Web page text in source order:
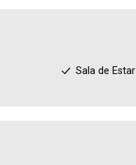
Sala de Estar